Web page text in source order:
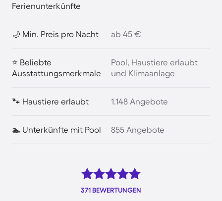
Ferienunterkünfte
🌙 Min. Preis pro Nacht ab 45 €
⭐ Beliebte
Ausstattungsmerkmale
Pool, Haustiere erlaubt
und Klimaanlage
🐾 Haustiere erlaubt 1.148 Angebote
🏊 Unterkünfte mit Pool 855 Angebote
371 BEWERTUNGEN